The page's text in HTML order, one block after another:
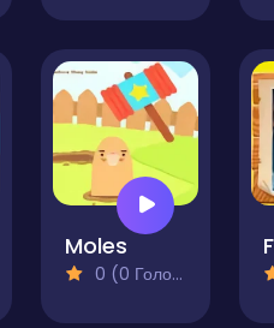
Moles
0 (0 Голосів)